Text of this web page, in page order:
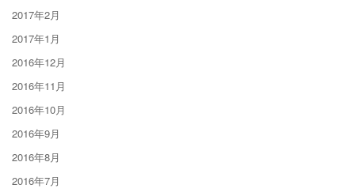
2017年2月
2017年1月
2016年12月
2016年11月
2016年10月
2016年9月
2016年8月
2016年7月